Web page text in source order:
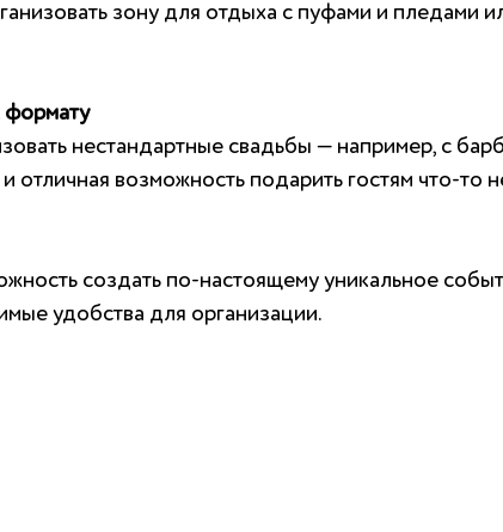
зону для отдыха с пуфами и пледами
формату
нестандартные свадьбы — например, с
отличная возможность подарить гостям что-
создать по-настоящему уникальное
удобства для организации.